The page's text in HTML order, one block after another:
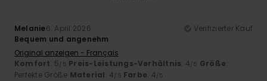
Melanie6. April 2026
Verifizierter Kauf
Bequem und angenehm
Original anzeigen - Français
Komfort: 5/5 Preis-Leistungs-Verhältnis: 4/5 Größe:
Perfekte Größe Material: 4/5 Farbe: 4/5